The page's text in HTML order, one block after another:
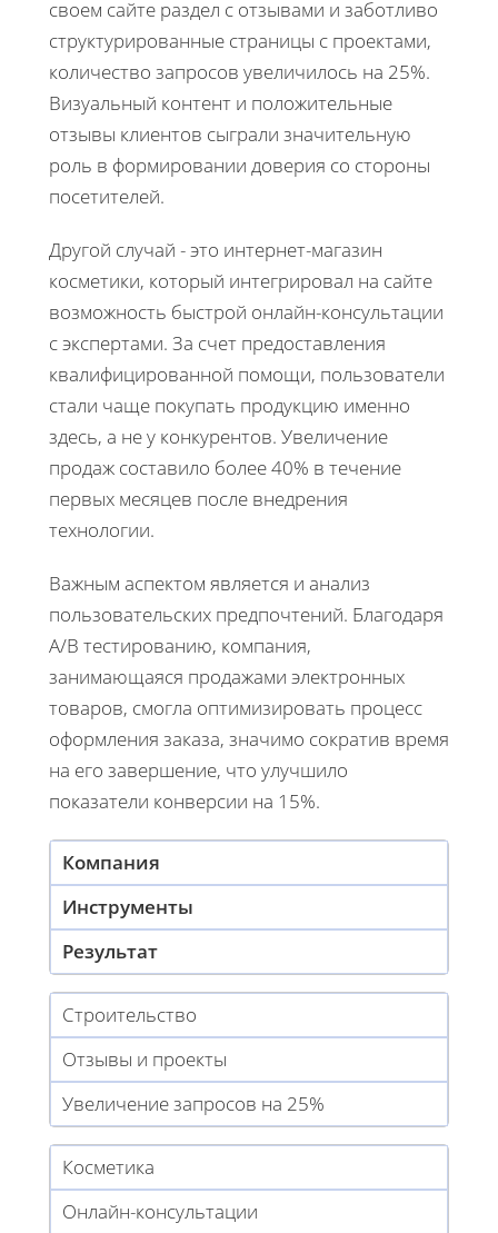
своем сайте раздел с отзывами и заботливо
структурированные страницы с проектами,
количество запросов увеличилось на 25%.
Визуальный контент и положительные
отзывы клиентов сыграли значительную
роль в формировании доверия со стороны
посетителей.
Другой случай - это интернет-магазин
косметики, который интегрировал на сайте
возможность быстрой онлайн-консультации
с экспертами. За счет предоставления
квалифицированной помощи, пользователи
стали чаще покупать продукцию именно
здесь, а не у конкурентов. Увеличение
продаж составило более 40% в течение
первых месяцев после внедрения
технологии.
Важным аспектом является и анализ
пользовательских предпочтений. Благодаря
A/B тестированию, компания,
занимающаяся продажами электронных
товаров, смогла оптимизировать процесс
оформления заказа, значимо сократив время
на его завершение, что улучшило
показатели конверсии на 15%.
Компания
Инструменты
Результат
Строительство
Отзывы и проекты
Увеличение запросов на 25%
Косметика
Онлайн-консультации